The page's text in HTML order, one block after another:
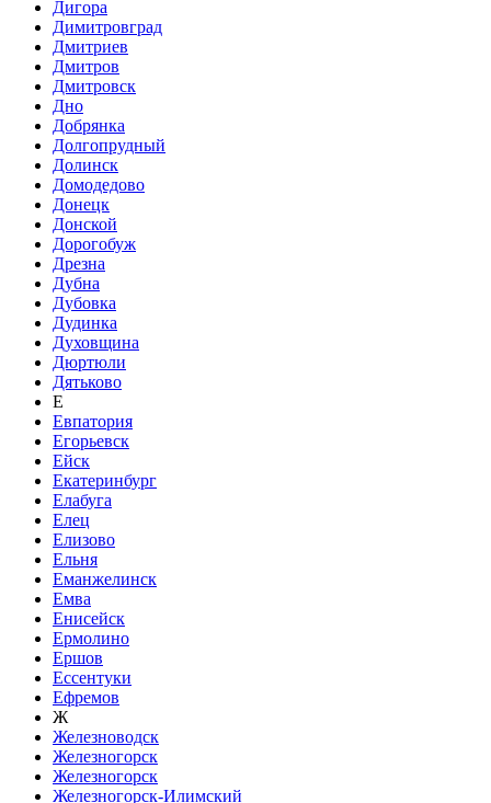
Дигора
Димитровград
Дмитриев
Дмитров
Дмитровск
Дно
Добрянка
Долгопрудный
Долинск
Домодедово
Донецк
Донской
Дорогобуж
Дрезна
Дубна
Дубовка
Дудинка
Духовщина
Дюртюли
Дятьково
Е
Евпатория
Егорьевск
Ейск
Екатеринбург
Елабуга
Елец
Елизово
Ельня
Еманжелинск
Емва
Енисейск
Ермолино
Ершов
Ессентуки
Ефремов
Ж
Железноводск
Железногорск
Железногорск
Железногорск-Илимский